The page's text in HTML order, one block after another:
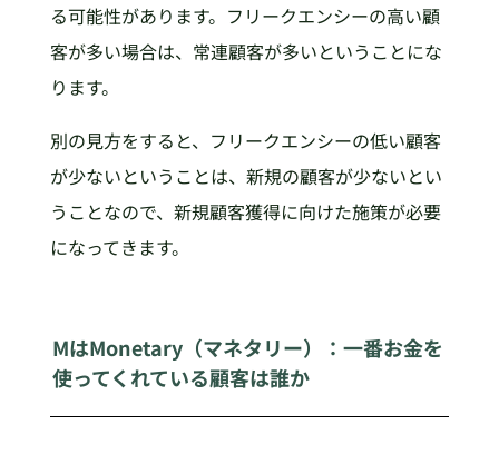
る可能性があります。フリークエンシーの高い顧
客が多い場合は、常連顧客が多いということにな
ります。
別の見方をすると、フリークエンシーの低い顧客
が少ないということは、新規の顧客が少ないとい
うことなので、新規顧客獲得に向けた施策が必要
になってきます。
MはMonetary（マネタリー）：一番お金を
使ってくれている顧客は誰か